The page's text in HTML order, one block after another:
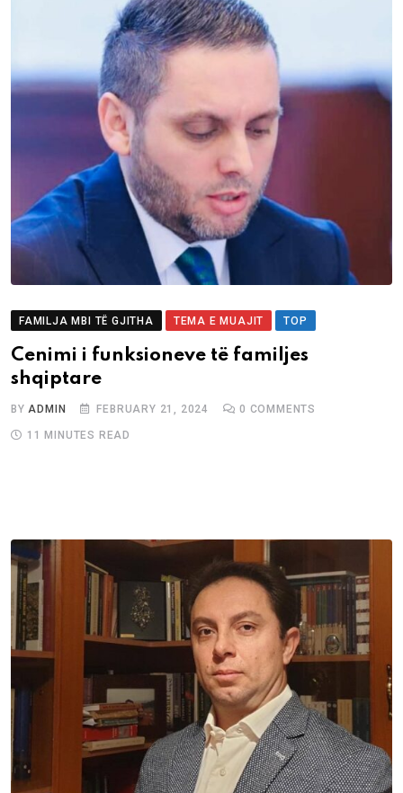
FAMILJA MBI TË GJITHA TEMA E MUAJIT TOP
Cenimi i funksioneve të familjes
shqiptare
BY ADMIN FEBRUARY 21, 2024 0 COMMENTS
11 MINUTES READ